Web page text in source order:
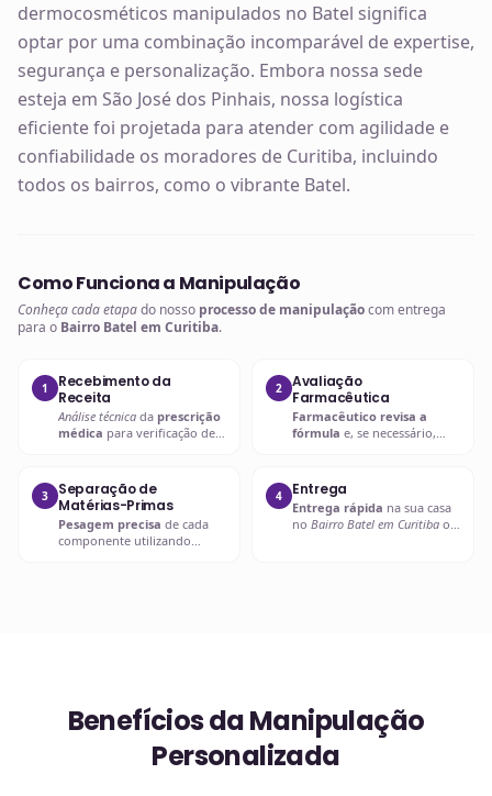
dermocosméticos manipulados no Batel significa
optar por uma combinação incomparável de expertise,
segurança e personalização. Embora nossa sede
esteja em São José dos Pinhais, nossa logística
eficiente foi projetada para atender com agilidade e
confiabilidade os moradores de Curitiba, incluindo
todos os bairros, como o vibrante Batel.
Como Funciona a Manipulação
Conheça cada etapado nosso processo de manipulaçãocom entrega
para o Bairro Batel em Curitiba.
1
Recebimento da
Receita
Análise técnica da prescrição
médica para verificação de
2
Avaliação
Farmacêutica
Farmacêutico revisa a
fórmula e, se necessário,
esclarecimentos.
3
Separação de
Matérias-Primas
Pesagem precisa de cada
componente utilizando
4 Entrega
Entrega rápida na sua casa
no Bairro Batel em Curitiba ou
Benefícios da Manipulação
Personalizada